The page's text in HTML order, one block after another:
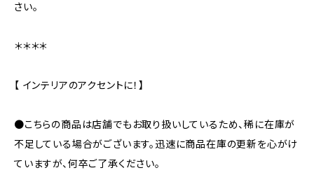
さい。
＊＊＊＊
【 インテリアのアクセントに！】
●こちらの商品は店舗でもお取り扱いしているため、稀に在庫が
不足している場合がございます。迅速に商品在庫の更新を心がけ
ていますが、何卒ご了承ください。